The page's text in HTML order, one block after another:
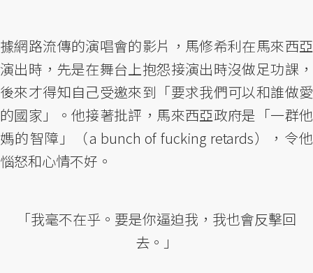
據網路流傳的演唱會的影片，馬修希利在馬來西亞
演出時，先是在舞台上抱怨接演出時沒做足功課，
後來才得知自己受邀來到「要求我們可以和誰做愛
的國家」。他接著批評，馬來西亞政府是「一群他
媽的智障」（a bunch of fucking retards），令他
惱怒和心情不好。
「我毫不在乎。要是你逼迫我，我也會反擊回
去。」